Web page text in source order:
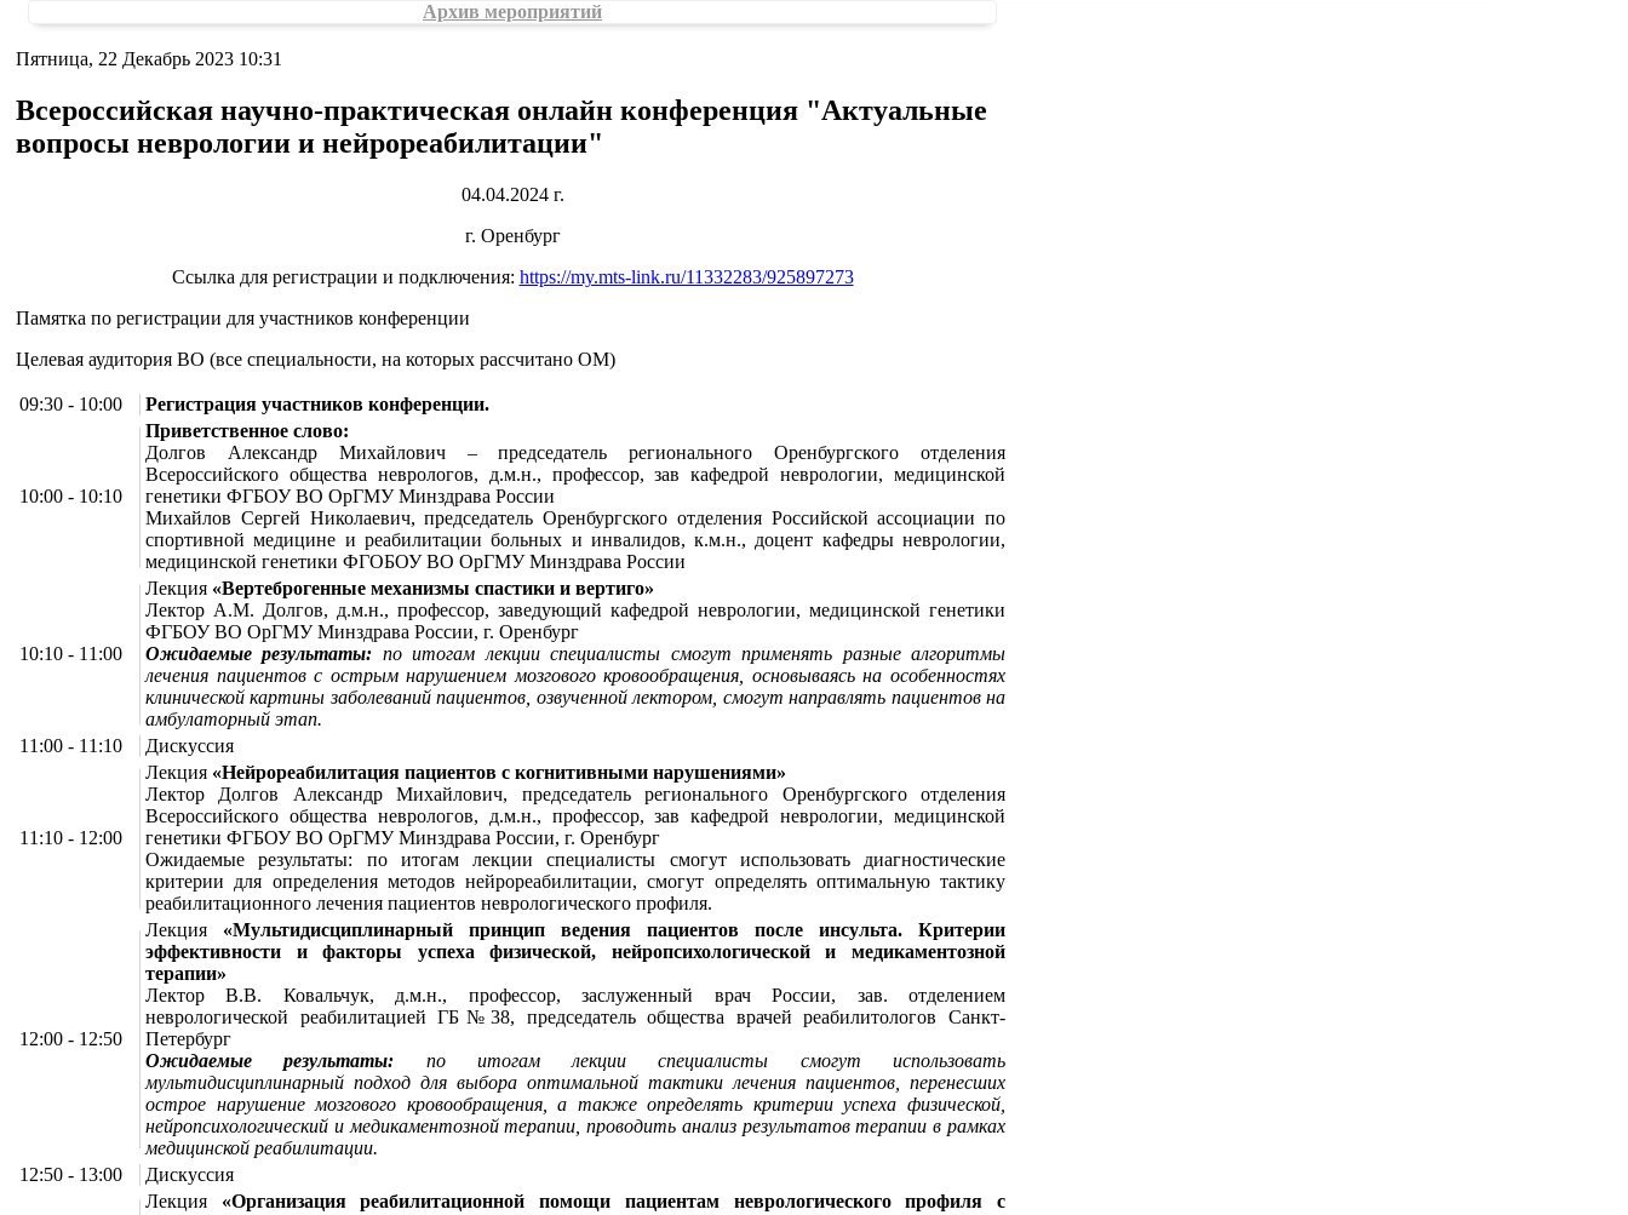
Архив мероприятий
Пятница, 22 Декабрь 2023 10:31
Всероссийская научно-практическая онлайн конференция "Актуальные
вопросы неврологии и нейрореабилитации"
04.04.2024 г.
г. Оренбург
Ссылка для регистрации и подключения: https://my.mts-link.ru/11332283/925897273
Памятка по регистрации для участников конференции
Целевая аудитория ВО (все специальности, на которых рассчитано ОМ)
09:30 - 10:00 Регистрация участников конференции.
10:00 - 10:10
Приветственное слово:
Долгов Александр Михайлович – председатель регионального Оренбургского отделения
Всероссийского общества неврологов, д.м.н., профессор, зав кафедрой неврологии, медицинской
генетики ФГБОУ ВО ОрГМУ Минздрава России
Михайлов Сергей Николаевич, председатель Оренбургского отделения Российской ассоциации по
спортивной медицине и реабилитации больных и инвалидов, к.м.н., доцент кафедры неврологии,
медицинской генетики ФГОБОУ ВО ОрГМУ Минздрава России
10:10 - 11:00
Лекция «Вертеброгенные механизмы спастики и вертиго»
Лектор А.М. Долгов, д.м.н., профессор, заведующий кафедрой неврологии, медицинской генетики
ФГБОУ ВО ОрГМУ Минздрава России, г. Оренбург
Ожидаемые результаты: по итогам лекции специалисты смогут применять разные алгоритмы
лечения пациентов с острым нарушением мозгового кровообращения, основываясь на особенностях
клинической картины заболеваний пациентов, озвученной лектором, смогут направлять пациентов на
амбулаторный этап.
11:00 - 11:10
Дискуссия
11:10 - 12:00
Лекция «Нейрореабилитация пациентов с когнитивными нарушениями»
Лектор Долгов Александр Михайлович, председатель регионального Оренбургского отделения
Всероссийского общества неврологов, д.м.н., профессор, зав кафедрой неврологии, медицинской
генетики ФГБОУ ВО ОрГМУ Минздрава России, г. Оренбург
Ожидаемые результаты: по итогам лекции специалисты смогут использовать диагностические
критерии для определения методов нейрореабилитации, смогут определять оптимальную тактику
реабилитационного лечения пациентов неврологического профиля.
12:00 - 12:50
Лекция «Мультидисциплинарный принцип ведения пациентов после инсульта. Критерии
эффективности и факторы успеха физической, нейропсихологической и медикаментозной
терапии»
Лектор В.В. Ковальчук, д.м.н., профессор, заслуженный врач России, зав. отделением
неврологической реабилитацией ГБ№38, председатель общества врачей реабилитологов Санкт-
Петербург
Ожидаемые результаты: по итогам лекции специалисты смогут использовать
мультидисциплинарный подход для выбора оптимальной тактики лечения пациентов, перенесших
острое нарушение мозгового кровообращения, а также определять критерии успеха физической,
нейропсихологический и медикаментозной терапии, проводить анализ результатов терапии в рамках
медицинской реабилитации.
12:50 - 13:00
Дискуссия
Лекция «Организация реабилитационной помощи пациентам неврологического профиля с